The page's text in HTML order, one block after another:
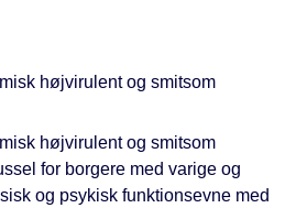
højvirulent og smitsom
højvirulent og smitsom
for borgere med varige og
og psykisk funktionsevne med